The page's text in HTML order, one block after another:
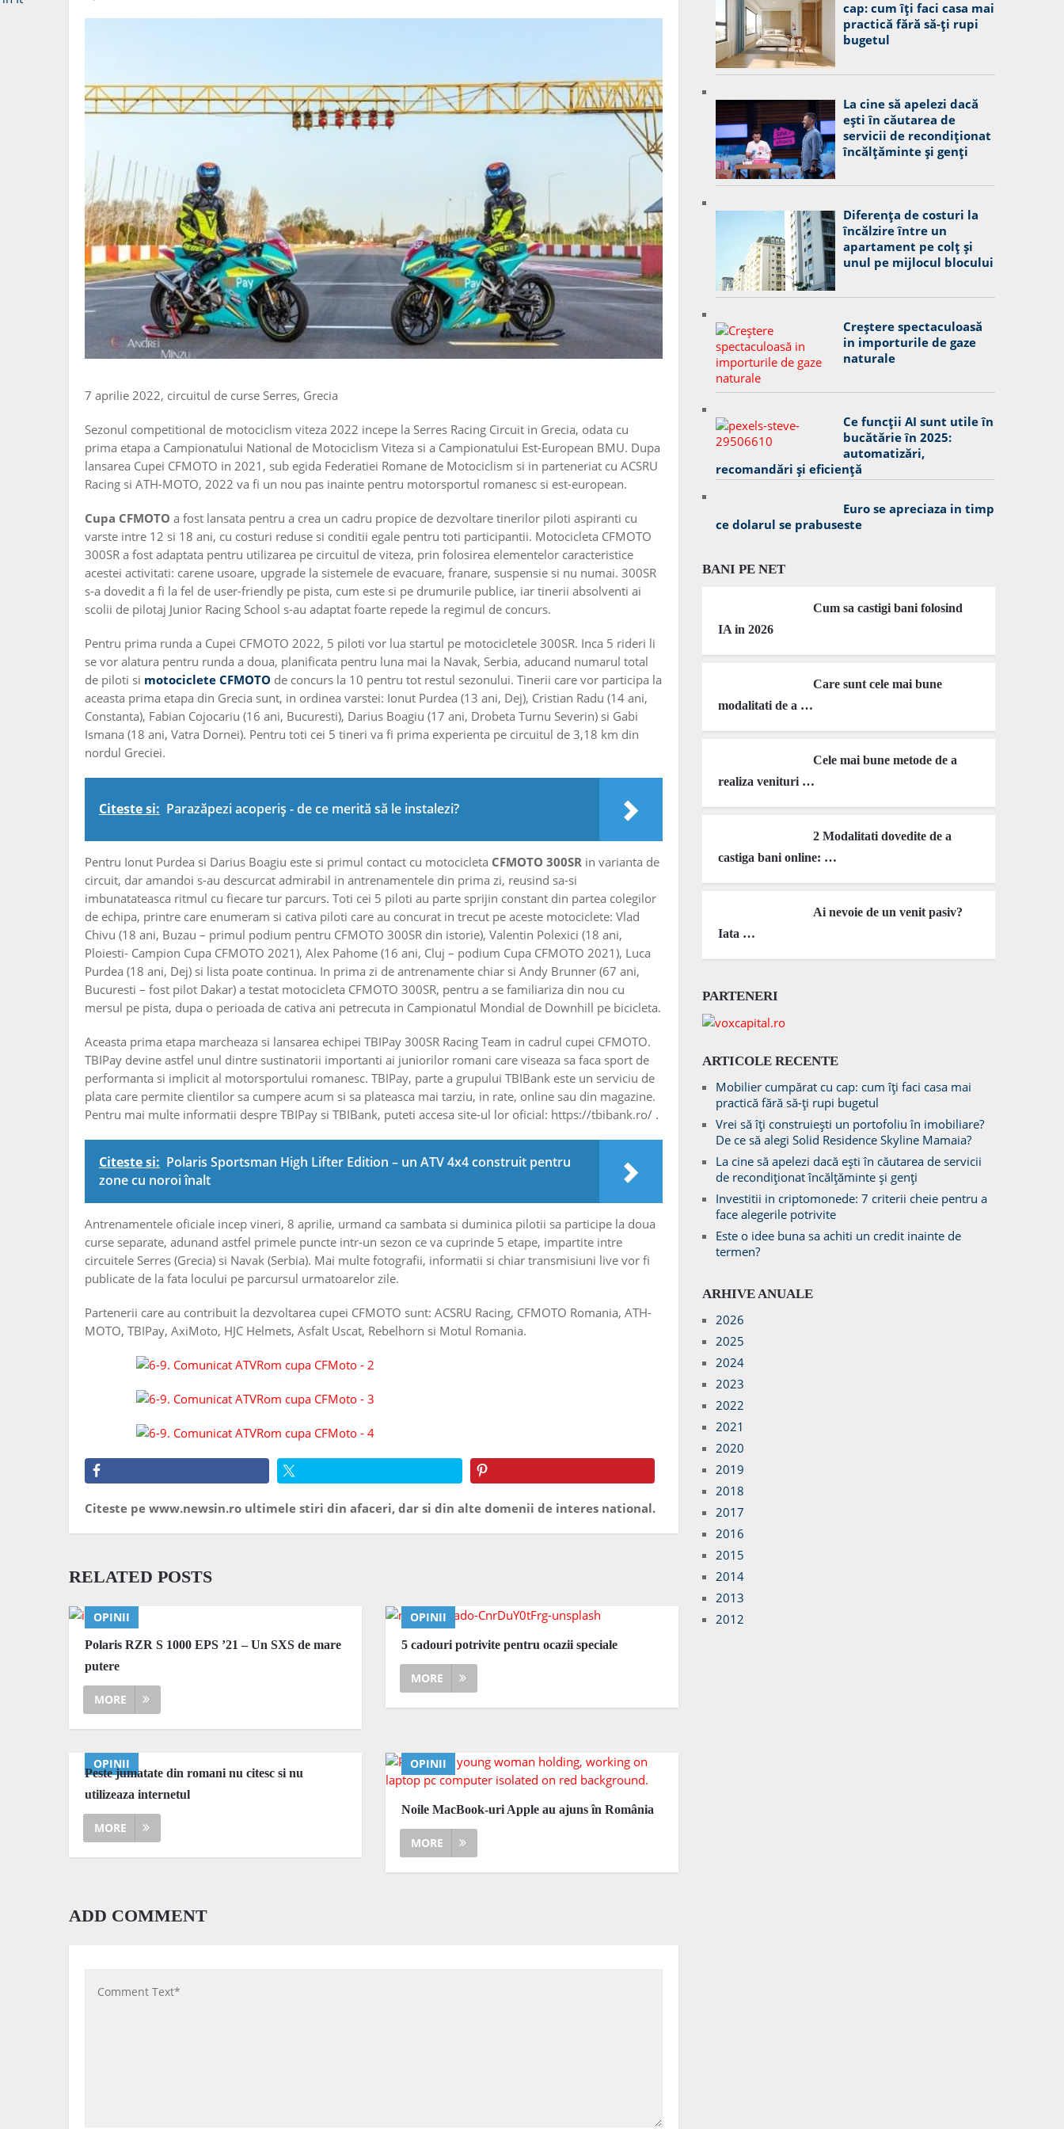
7 aprilie 2022, circuitul de curse Serres, Grecia
Sezonul competitional de motociclism viteza 2022 incepe la Serres Racing Circuit in Grecia, odata cu
prima etapa a Campionatului National de Motociclism Viteza si a Campionatului Est-European BMU. Dupa
lansarea Cupei CFMOTO in 2021, sub egida Federatiei Romane de Motociclism si in parteneriat cu ACSRU
Racing si ATH-MOTO, 2022 va fi un nou pas inainte pentru motorsportul romanesc si est-european.
Cupa CFMOTO a fost lansata pentru a crea un cadru propice de dezvoltare tinerilor piloti aspiranti cu
varste intre 12 si 18 ani, cu costuri reduse si conditii egale pentru toti participantii. Motocicleta CFMOTO
300SR a fost adaptata pentru utilizarea pe circuitul de viteza, prin folosirea elementelor caracteristice
acestei activitati: carene usoare, upgrade la sistemele de evacuare, franare, suspensie si nu numai. 300SR
s-a dovedit a fi la fel de user-friendly pe pista, cum este si pe drumurile publice, iar tinerii absolventi ai
scolii de pilotaj Junior Racing School s-au adaptat foarte repede la regimul de concurs.
Pentru prima runda a Cupei CFMOTO 2022, 5 piloti vor lua startul pe motocicletele 300SR. Inca 5 rideri li
se vor alatura pentru runda a doua, planificata pentru luna mai la Navak, Serbia, aducand numarul total
de piloti si motociclete CFMOTO de concurs la 10 pentru tot restul sezonului. Tinerii care vor participa la
aceasta prima etapa din Grecia sunt, in ordinea varstei: Ionut Purdea (13 ani, Dej), Cristian Radu (14 ani,
Constanta), Fabian Cojocariu (16 ani, Bucuresti), Darius Boagiu (17 ani, Drobeta Turnu Severin) si Gabi
Ismana (18 ani, Vatra Dornei). Pentru toti cei 5 tineri va fi prima experienta pe circuitul de 3,18 km din
nordul Greciei.
Citeste si: Parazăpezi acoperiş - de ce merită să le instalezi?
Pentru Ionut Purdea si Darius Boagiu este si primul contact cu motocicleta CFMOTO 300SR in varianta de
circuit, dar amandoi s-au descurcat admirabil in antrenamentele din prima zi, reusind sa-si
imbunatateasca ritmul cu fiecare tur parcurs. Toti cei 5 piloti au parte sprijin constant din partea colegilor
de echipa, printre care enumeram si cativa piloti care au concurat in trecut pe aceste motociclete: Vlad
Chivu (18 ani, Buzau – primul podium pentru CFMOTO 300SR din istorie), Valentin Polexici (18 ani,
Ploiesti- Campion Cupa CFMOTO 2021), Alex Pahome (16 ani, Cluj – podium Cupa CFMOTO 2021), Luca
Purdea (18 ani, Dej) si lista poate continua. In prima zi de antrenamente chiar si Andy Brunner (67 ani,
Bucuresti – fost pilot Dakar) a testat motocicleta CFMOTO 300SR, pentru a se familiariza din nou cu
mersul pe pista, dupa o perioada de cativa ani petrecuta in Campionatul Mondial de Downhill pe bicicleta.
Aceasta prima etapa marcheaza si lansarea echipei TBIPay 300SR Racing Team in cadrul cupei CFMOTO.
TBIPay devine astfel unul dintre sustinatorii importanti ai juniorilor romani care viseaza sa faca sport de
performanta si implicit al motorsportului romanesc. TBIPay, parte a grupului TBIBank este un serviciu de
plata care permite clientilor sa cumpere acum si sa plateasca mai tarziu, in rate, online sau din magazine.
Pentru mai multe informatii despre TBIPay si TBIBank, puteti accesa site-ul lor oficial: https://tbibank.ro/ .
Citeste si: Polaris Sportsman High Lifter Edition – un ATV 4x4 construit pentru
zone cu noroi înalt
Antrenamentele oficiale incep vineri, 8 aprilie, urmand ca sambata si duminica pilotii sa participe la doua
curse separate, adunand astfel primele puncte intr-un sezon ce va cuprinde 5 etape, impartite intre
circuitele Serres (Grecia) si Navak (Serbia). Mai multe fotografii, informatii si chiar transmisiuni live vor fi
publicate de la fata locului pe parcursul urmatoarelor zile.
Partenerii care au contribuit la dezvoltarea cupei CFMOTO sunt: ACSRU Racing, CFMOTO Romania, ATH-
MOTO, TBIPay, AxiMoto, HJC Helmets, Asfalt Uscat, Rebelhorn si Motul Romania.
Citeste pe www.newsin.ro ultimele stiri din afaceri, dar si din alte domenii de interes national.
RELATED POSTS
OPINII
Polaris RZR S 1000 EPS ’21 – Un SXS de mare
putere
MORE
OPINII
5 cadouri potrivite pentru ocazii speciale
MORE
OPINII
Peste jumatate din romani nu citesc si nu
utilizeaza internetul
MORE
OPINII
Noile MacBook-uri Apple au ajuns în România
MORE
ADD COMMENT
cap: cum îți faci casa mai
practică fără să-ți rupi
bugetul
La cine să apelezi dacă
ești în căutarea de
servicii de recondiționat
încălțăminte și genți
Diferența de costuri la
încălzire între un
apartament pe colț și
unul pe mijlocul blocului
Creștere spectaculoasă
in importurile de gaze
naturale
Ce funcții AI sunt utile în
bucătărie în 2025:
automatizări,
recomandări și eficiență
Euro se apreciaza in timp
ce dolarul se prabuseste
BANI PE NET
Cum sa castigi bani folosind
IA in 2026
Care sunt cele mai bune
modalitati de a …
Cele mai bune metode de a
realiza venituri …
2 Modalitati dovedite de a
castiga bani online: …
Ai nevoie de un venit pasiv?
Iata …
PARTENERI
ARTICOLE RECENTE
Mobilier cumpărat cu cap: cum îți faci casa mai
practică fără să-ți rupi bugetul
Vrei să îți construiești un portofoliu în imobiliare?
De ce să alegi Solid Residence Skyline Mamaia?
La cine să apelezi dacă ești în căutarea de servicii
de recondiționat încălțăminte și genți
Investitii in criptomonede: 7 criterii cheie pentru a
face alegerile potrivite
Este o idee buna sa achiti un credit inainte de
termen?
ARHIVE ANUALE
2026
2025
2024
2023
2022
2021
2020
2019
2018
2017
2016
2015
2014
2013
2012